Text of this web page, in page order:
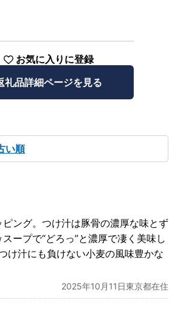
お気に入りに登録
礼品詳細ページを見る
い順
ング。つけ汁は豚骨の濃厚な味とず
ープで“どろっ”と濃厚で凄く美味し
け汁にも負けない小麦の風味豊かな
2025年10月11日東京都在住